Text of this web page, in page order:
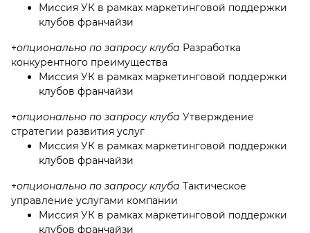
Миссия УК в рамках маркетинговой поддержки
клубов франчайзи
+опционально по запросу клуба Разработка
конкурентного преимущества
Миссия УК в рамках маркетинговой поддержки
клубов франчайзи
+опционально по запросу клуба Утверждение
стратегии развития услуг
Миссия УК в рамках маркетинговой поддержки
клубов франчайзи
+опционально по запросу клуба Тактическое
управление услугами компании
Миссия УК в рамках маркетинговой поддержки
клубов франчайзи